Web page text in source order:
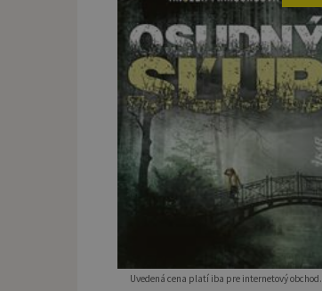
Uvedená cena platí iba pre internetový obchod.